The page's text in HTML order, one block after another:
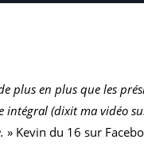
plus en plus que les
(dixit ma vidéo
» Kevin du 16 sur